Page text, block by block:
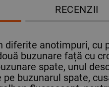
RECENZII
diferite anotimpuri,
buzunare față cu
spate, unul
buzunarul spate,